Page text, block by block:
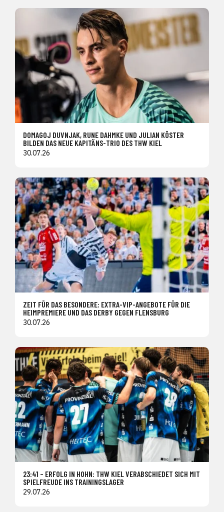
DOMAGOJ DUVNJAK, RUNE DAHMKE UND JULIAN KÖSTER
BILDEN DAS NEUE KAPITÄNS-TRIO DES THW KIEL
30.07.26
ZEIT FÜR DAS BESONDERE: EXTRA-VIP-ANGEBOTE FÜR DIE
HEIMPREMIERE UND DAS DERBY GEGEN FLENSBURG
30.07.26
23:41 – ERFOLG IN HOHN: THW KIEL VERABSCHIEDET SICH MIT
SPIELFREUDE INS TRAININGSLAGER
29.07.26